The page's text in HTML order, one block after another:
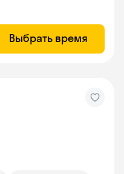
Выбрать время